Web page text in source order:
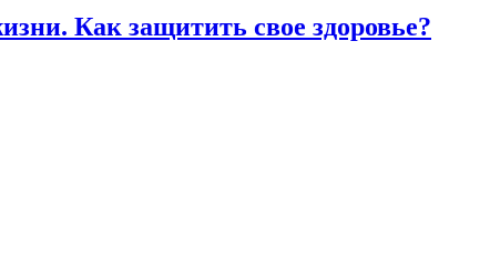
Как защитить свое здоровье?